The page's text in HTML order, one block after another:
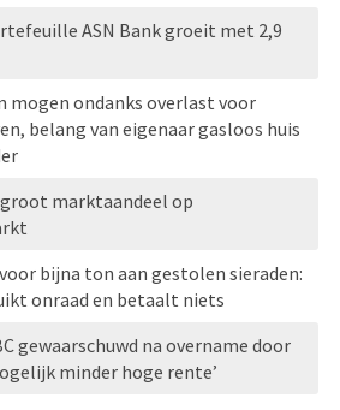
ASN Bank groeit met 2,9
mogen ondanks overlast voor
belang van eigenaar gasloos huis
marktaandeel op
bijna ton aan gestolen sieraden:
onraad en betaalt niets
gewaarschuwd na overname door
minder hoge rente’